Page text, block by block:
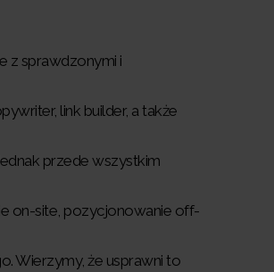
z sprawdzonymi i
link builder, a także
przede wszystkim
on-site, pozycjonowanie off-
Wierzymy, że usprawni to